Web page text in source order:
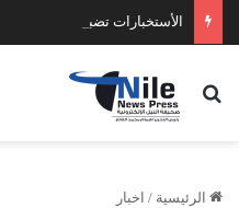
الأستخبارات تضبط عدد كبير من
بحث عن
الرئيسية / اخبار